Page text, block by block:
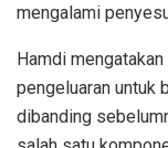
mengalami
Hamdi
pengeluaran untuk
dibanding